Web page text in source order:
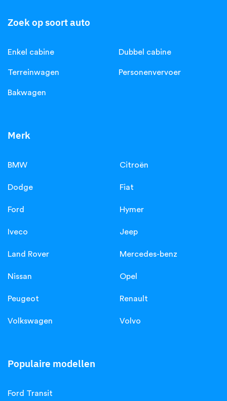
Zoek op soort auto
Enkel cabine Dubbel cabine
Terreinwagen Personenvervoer
Bakwagen
Merk
BMW Citroën
Dodge Fiat
Ford Hymer
Iveco Jeep
Land Rover Mercedes-benz
Nissan Opel
Peugeot Renault
Volkswagen Volvo
Populaire modellen
Ford Transit